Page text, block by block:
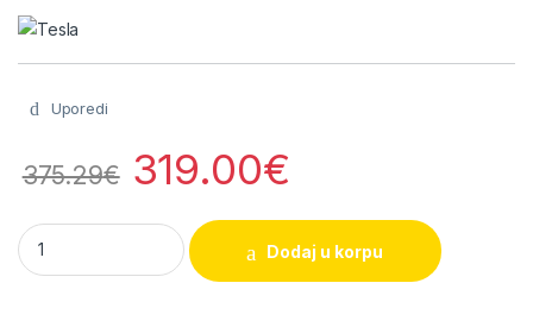
Uporedi
375.29€ 319.00€
Tesla Q50E655GUS QLED TV 50" ultra HD quantity
Dodaj u korpu